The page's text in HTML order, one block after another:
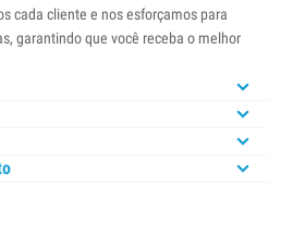
cada cliente e nos esforçamos para
garantindo que você receba o melhor